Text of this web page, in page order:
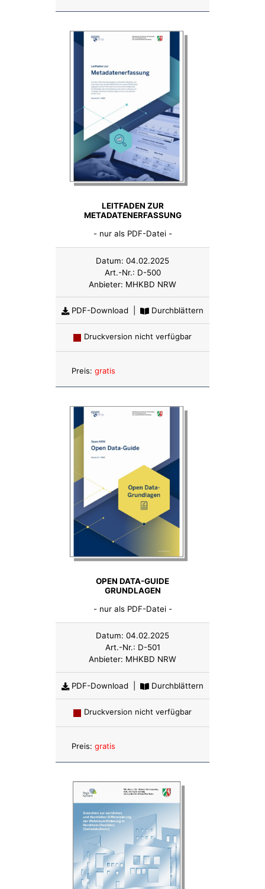
LEITFADEN ZUR
METADATENERFASSUNG
- nur als PDF-Datei -
Datum: 04.02.2025
Art.-Nr.: D-500
Anbieter: MHKBD NRW
PDF-Download Durchblättern
Druckversion nicht verfügbar
Preis: gratis
OPEN DATA-GUIDE
GRUNDLAGEN
- nur als PDF-Datei -
Datum: 04.02.2025
Art.-Nr.: D-501
Anbieter: MHKBD NRW
PDF-Download Durchblättern
Druckversion nicht verfügbar
Preis: gratis